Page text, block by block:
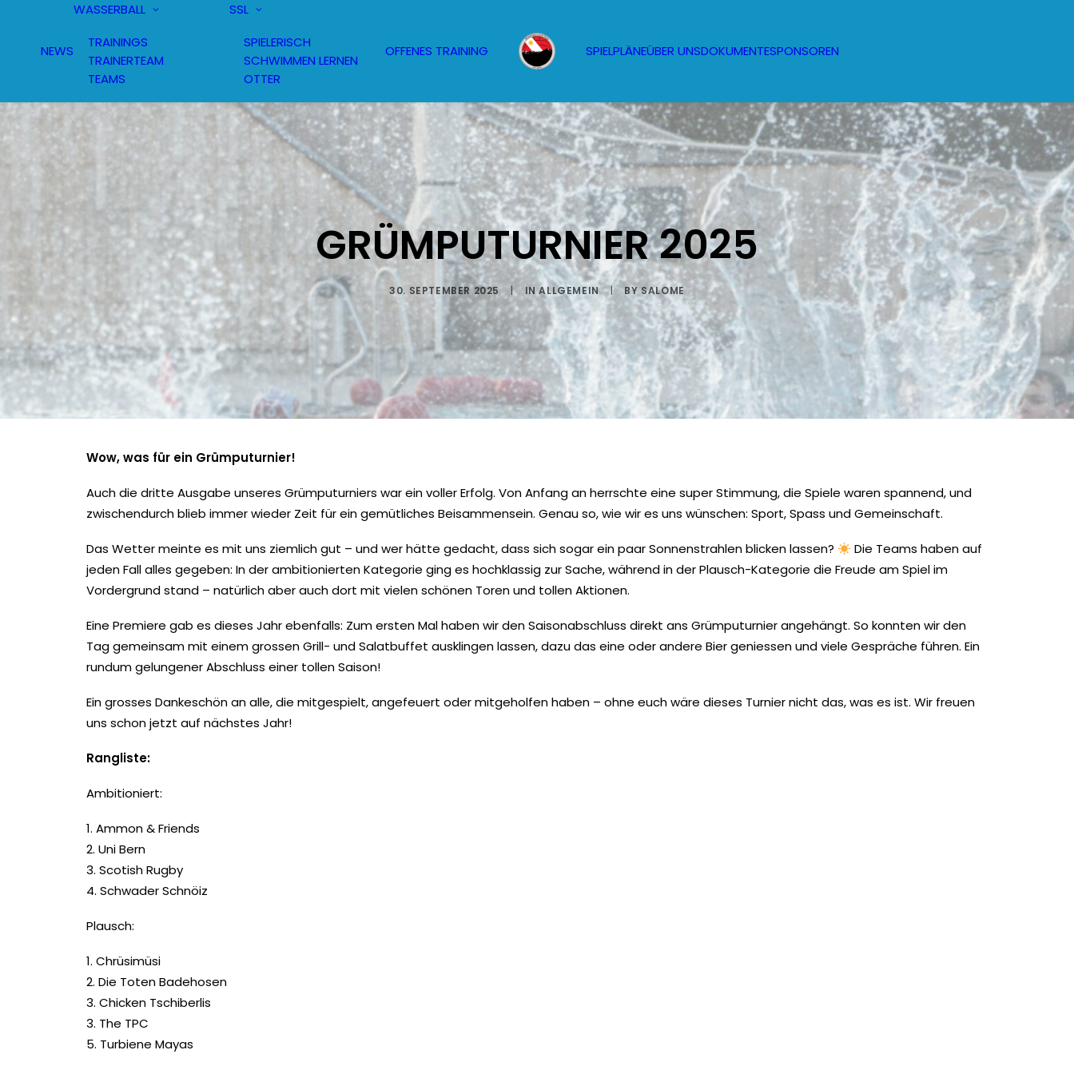
NEWS
WASSERBALL
TRAININGS
TRAINERTEAM
TEAMS
SSL
SPIELERISCH
SCHWIMMEN LERNEN
OTTER
OFFENES TRAINING SPIELPLÄNEÜBER UNSDOKUMENTESPONSOREN
GRÜMPUTURNIER 2025
30. SEPTEMBER 2025 | INALLGEMEIN | BY SALOME
Wow, was für ein Grümputurnier!
Auch die dritte Ausgabe unseres Grümputurniers war ein voller Erfolg. Von Anfang an herrschte eine super Stimmung, die Spiele waren spannend, und
zwischendurch blieb immer wieder Zeit für ein gemütliches Beisammensein. Genau so, wie wir es uns wünschen: Sport, Spass und Gemeinschaft.
Das Wetter meinte es mit uns ziemlich gut – und wer hätte gedacht, dass sich sogar ein paar Sonnenstrahlen blicken lassen?
Die Teams haben auf
jeden Fall alles gegeben: In der ambitionierten Kategorie ging es hochklassig zur Sache, während in der Plausch-Kategorie die Freude am Spiel im
Vordergrund stand – natürlich aber auch dort mit vielen schönen Toren und tollen Aktionen.
Eine Premiere gab es dieses Jahr ebenfalls: Zum ersten Mal haben wir den Saisonabschluss direkt ans Grümputurnier angehängt. So konnten wir den
Tag gemeinsam mit einem grossen Grill- und Salatbuffet ausklingen lassen, dazu das eine oder andere Bier geniessen und viele Gespräche führen. Ein
rundum gelungener Abschluss einer tollen Saison!
Ein grosses Dankeschön an alle, die mitgespielt, angefeuert oder mitgeholfen haben – ohne euch wäre dieses Turnier nicht das, was es ist. Wir freuen
uns schon jetzt auf nächstes Jahr!
Rangliste:
Ambitioniert:
1. Ammon & Friends
2. Uni Bern
3. Scotish Rugby
4. Schwader Schnöiz
Plausch:
1. Chrüsimüsi
2. Die Toten Badehosen
3. Chicken Tschiberlis
3. The TPC
5. Turbiene Mayas